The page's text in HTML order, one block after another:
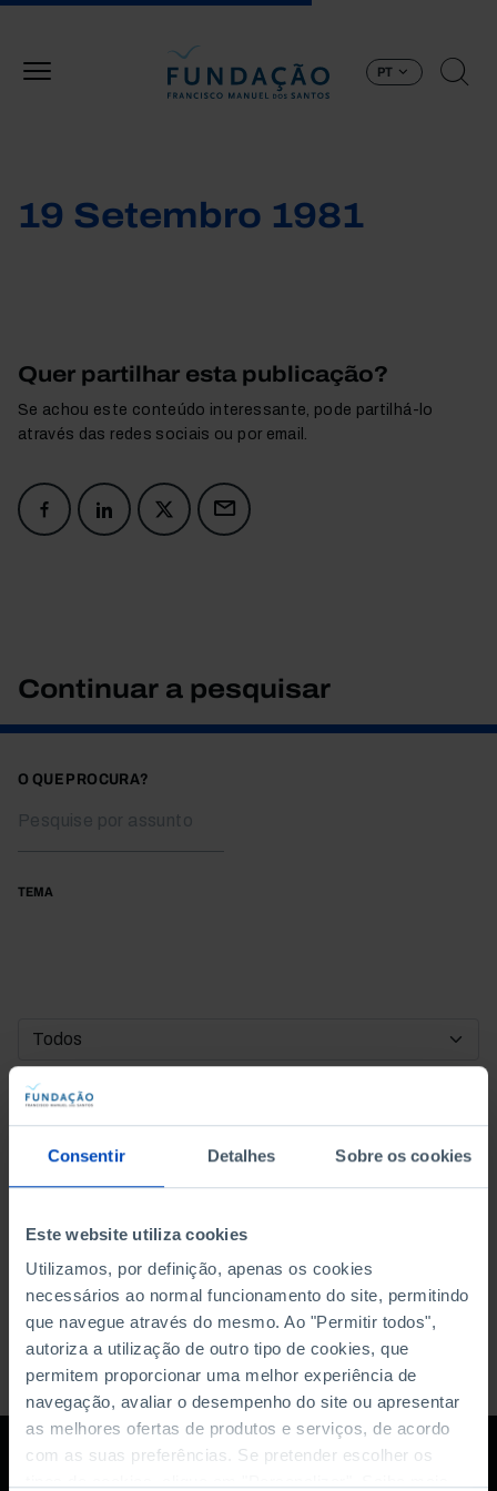
Consentir Detalhes Sobre os cookies
Este website utiliza cookies
Utilizamos, por definição, apenas os cookies
necessários ao normal funcionamento do site, permitindo
que navegue através do mesmo. Ao "Permitir todos",
autoriza a utilização de outro tipo de cookies, que
permitem proporcionar uma melhor experiência de
navegação, avaliar o desempenho do site ou apresentar
as melhores ofertas de produtos e serviços, de acordo
com as suas preferências. Se pretender escolher os
PT
19 Setembro 1981
Quer partilhar esta publicação?
Se achou este conteúdo interessante, pode partilhá-lo
através das redes sociais ou por email.
Continuar a pesquisar
O QUE PROCURA?
TEMA
DATA DE INÍCIO
DATA DE FIM